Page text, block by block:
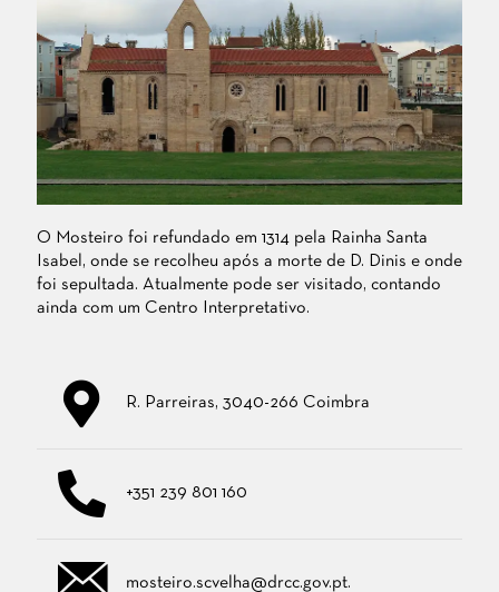
O Mosteiro foi refundado em 1314 pela Rainha Santa
Isabel, onde se recolheu após a morte de D. Dinis e onde
foi sepultada. Atualmente pode ser visitado, contando
ainda com um Centro Interpretativo.
R. Parreiras, 3040-266 Coimbra
+351 239 801 160
mosteiro.scvelha@drcc.gov.pt.